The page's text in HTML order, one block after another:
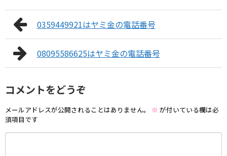
0359449921はヤミ金の電話番号
08095586625はヤミ金の電話番号
コメントをどうぞ
メールアドレスが公開されることはありません。 ※ が付いている欄は必
須項目です